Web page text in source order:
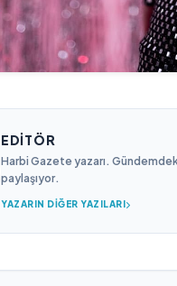
EDITÖR
Harbi Gazete yazarı.
paylaşıyor.
YAZARIN DIĞER YAZILARI